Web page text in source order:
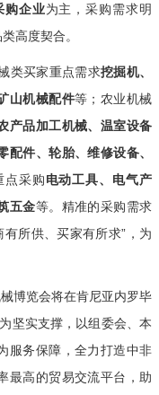
购企业为主，采购需求明
高度契合。
类买家重点需求挖掘机、
山机械配件等；农业机械
产品加工机械、温室设备
配件、轮胎、维修设备、
点采购电动工具、电气产
五金等。精准的采购需求
所供、买家有所求”，为
博览会将在肯尼亚内罗毕
坚实支撑，以组委会、本
服务保障，全力打造中非
最高的贸易交流平台，助